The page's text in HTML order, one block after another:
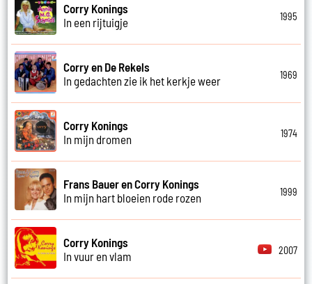
Corry Konings
In een rijtuigje
1995
Corry en De Rekels
In gedachten zie ik het kerkje weer
1969
Corry Konings
In mijn dromen
1974
Frans Bauer en Corry Konings
In mijn hart bloeien rode rozen
1999
Corry Konings
In vuur en vlam
2007